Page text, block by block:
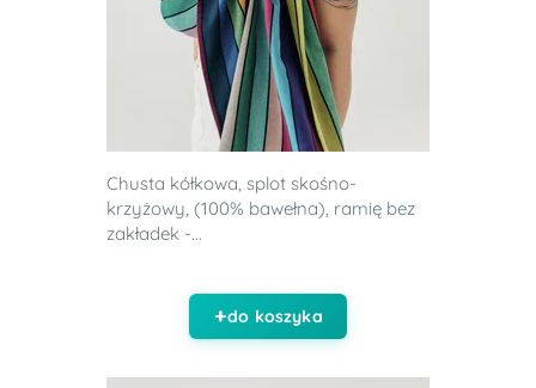
Chusta kółkowa, splot skośno-
krzyżowy, (100% bawełna), ramię bez
zakładek -...
do koszyka